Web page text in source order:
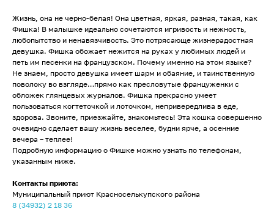
Жизнь, она не черно-белая! Она цветная, яркая, разная, такая, как
Фишка! В малышке идеально сочетаются игривость и нежность,
любопытство и ненавязчивость. Это потрясающе жизнерадостная
девушка. Фишка обожает нежится на руках у любимых людей и
петь им песенки на французском. Почему именно на этом языке?
Не знаем, просто девушка имеет шарм и обаяние, и таинственную
поволоку во взгляде…прямо как пресловутые француженки с
обложек глянцевых журналов. Фишка прекрасно умеет
пользоваться когтеточкой и лоточком, непривередлива в еде,
здорова. Звоните, приезжайте, знакомьтесь! Эта кошка совершенно
очевидно сделает вашу жизнь веселее, будни ярче, а осенние
вечера – теплее!
Подробную информацию о Фишке можно узнать по телефонам,
указанным ниже.
Контакты приюта:
Муниципальный приют Красноселькупского района
8 (34932) 2 18 36